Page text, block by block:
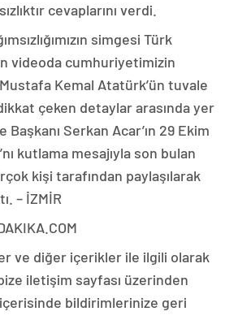
cevaplarını verdi.
simgesi Türk
videoda cumhuriyetimizin
Kemal Atatürk’ün tuvale
çeken detaylar arasında yer
Başkanı Serkan Acar’ın 29 Ekim
kutlama mesajıyla son bulan
kişi tarafından paylaşılarak
– İZMİR
ve diğer içerikler ile ilgili olarak
iletişim sayfası üzerinden
bildirimlerinize geri